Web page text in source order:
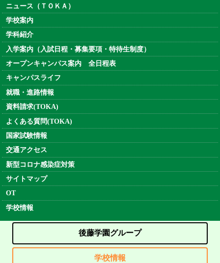
ニュース（ＴＯＫＡ）
学校案内
学科紹介
入学案内（入試日程・募集要項・特待生制度）
オープンキャンパス案内 全日程表
キャンパスライフ
就職・進路情報
資料請求(TOKA)
よくある質問(TOKA)
国家試験情報
交通アクセス
新型コロナ感染症対策
サイトマップ
OT
学校情報
後藤学園グループ
学校情報